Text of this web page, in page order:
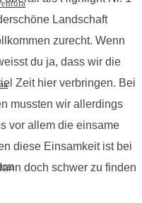
Landschaft
zurecht. Wenn
du ja, dass wir die
Zeit hier verbringen. Bei
mussten wir allerdings
vor allem die einsame
diese Einsamkeit ist bei
doch schwer zu finden